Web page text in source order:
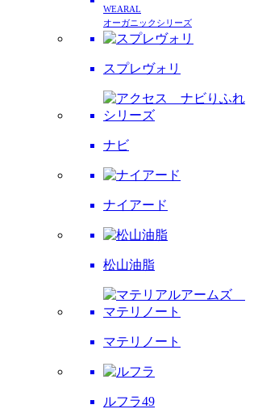
WEARAL
オーガニックシリーズ
スプレヴォリ
ナビ
ナイアード
松山油脂
マテリノート
ルフラ49